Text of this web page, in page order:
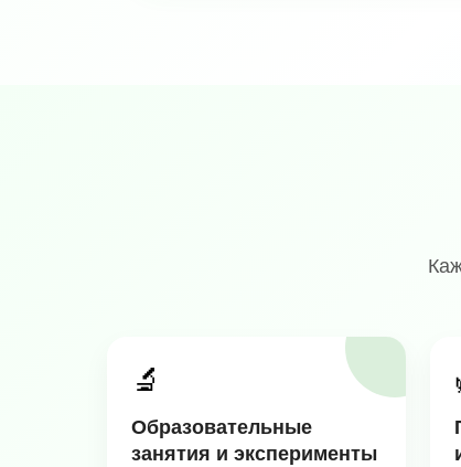
🔬
Образовательные
занятия и эксперименты